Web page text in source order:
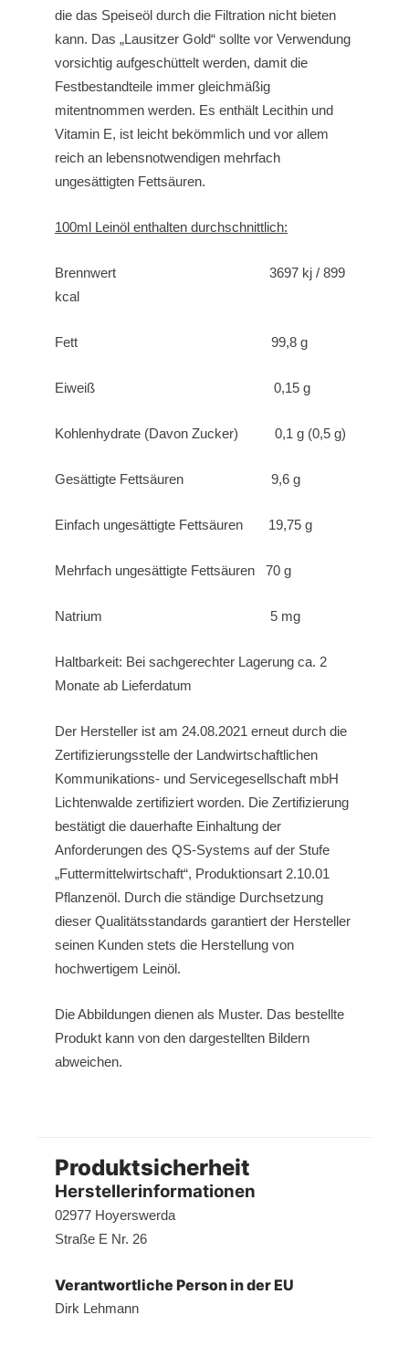
die das Speiseöl durch die Filtration nicht bieten
kann. Das „Lausitzer Gold“ sollte vor Verwendung
vorsichtig aufgeschüttelt werden, damit die
Festbestandteile immer gleichmäßig
mitentnommen werden. Es enthält Lecithin und
Vitamin E, ist leicht bekömmlich und vor allem
reich an lebensnotwendigen mehrfach
ungesättigten Fettsäuren.
100ml Leinöl enthalten durchschnittlich:
Brennwert 3697 kj / 899
kcal
Fett 99,8 g
Eiweiß 0,15 g
Kohlenhydrate (Davon Zucker) 0,1 g (0,5 g)
Gesättigte Fettsäuren 9,6 g
Einfach ungesättigte Fettsäuren 19,75 g
Mehrfach ungesättigte Fettsäuren 70 g
Natrium 5 mg
Haltbarkeit: Bei sachgerechter Lagerung ca. 2
Monate ab Lieferdatum
Der Hersteller ist am 24.08.2021 erneut durch die
Zertifizierungsstelle der Landwirtschaftlichen
Kommunikations- und Servicegesellschaft mbH
Lichtenwalde zertifiziert worden. Die Zertifizierung
bestätigt die dauerhafte Einhaltung der
Anforderungen des QS-Systems auf der Stufe
„Futtermittelwirtschaft“, Produktionsart 2.10.01
Pflanzenöl. Durch die ständige Durchsetzung
dieser Qualitätsstandards garantiert der Hersteller
seinen Kunden stets die Herstellung von
hochwertigem Leinöl.
Die Abbildungen dienen als Muster. Das bestellte
Produkt kann von den dargestellten Bildern
abweichen.
Produktsicherheit
Herstellerinformationen
02977 Hoyerswerda
Straße E Nr. 26
Verantwortliche Person in der EU
Dirk Lehmann